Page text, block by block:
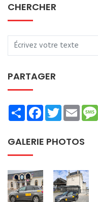
CHERCHER
PARTAGER
ShareFacebookTwitterEmail
GALERIE PHOTOS